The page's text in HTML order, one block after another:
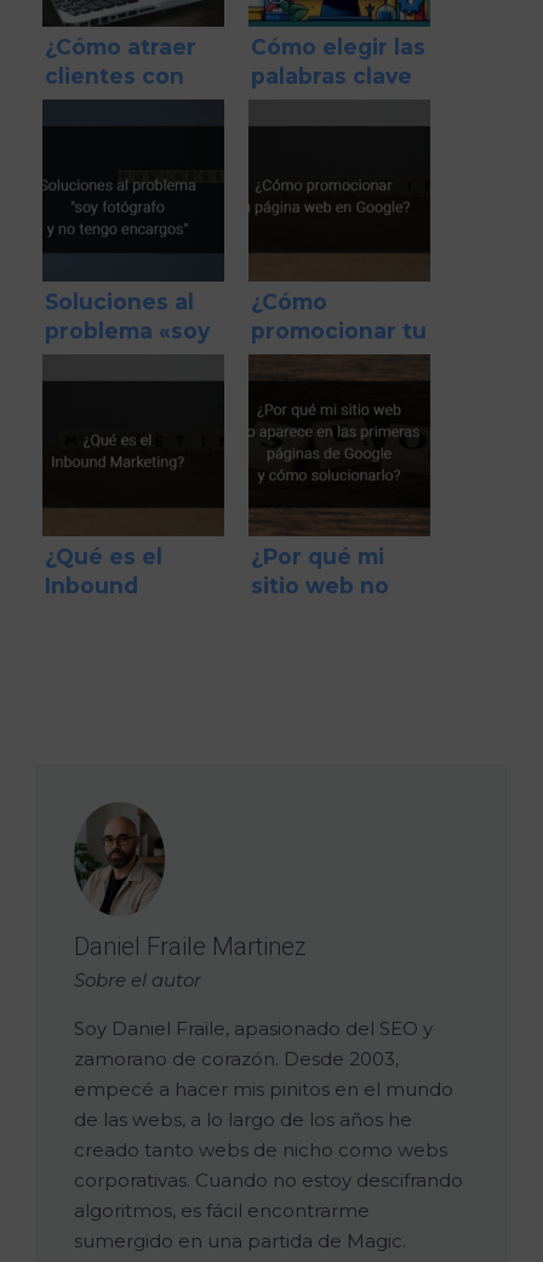
¿Cómo atraer
clientes con
una frase?
Cómo elegir las
palabras clave
adecuadas para
tu negocio
Soluciones al
problema «soy
fotógrafo y no
tengo
¿Cómo
promocionar tu
página web en
Google?
¿Qué es el
Inbound
¿Por qué mi
sitio web no
Daniel Fraile Martinez
Sobre el autor
Soy Daniel Fraile, apasionado del SEO y
zamorano de corazón. Desde 2003,
empecé a hacer mis pinitos en el mundo
de las webs, a lo largo de los años he
creado tanto webs de nicho como webs
corporativas. Cuando no estoy descifrando
algoritmos, es fácil encontrarme
sumergido en una partida de Magic.